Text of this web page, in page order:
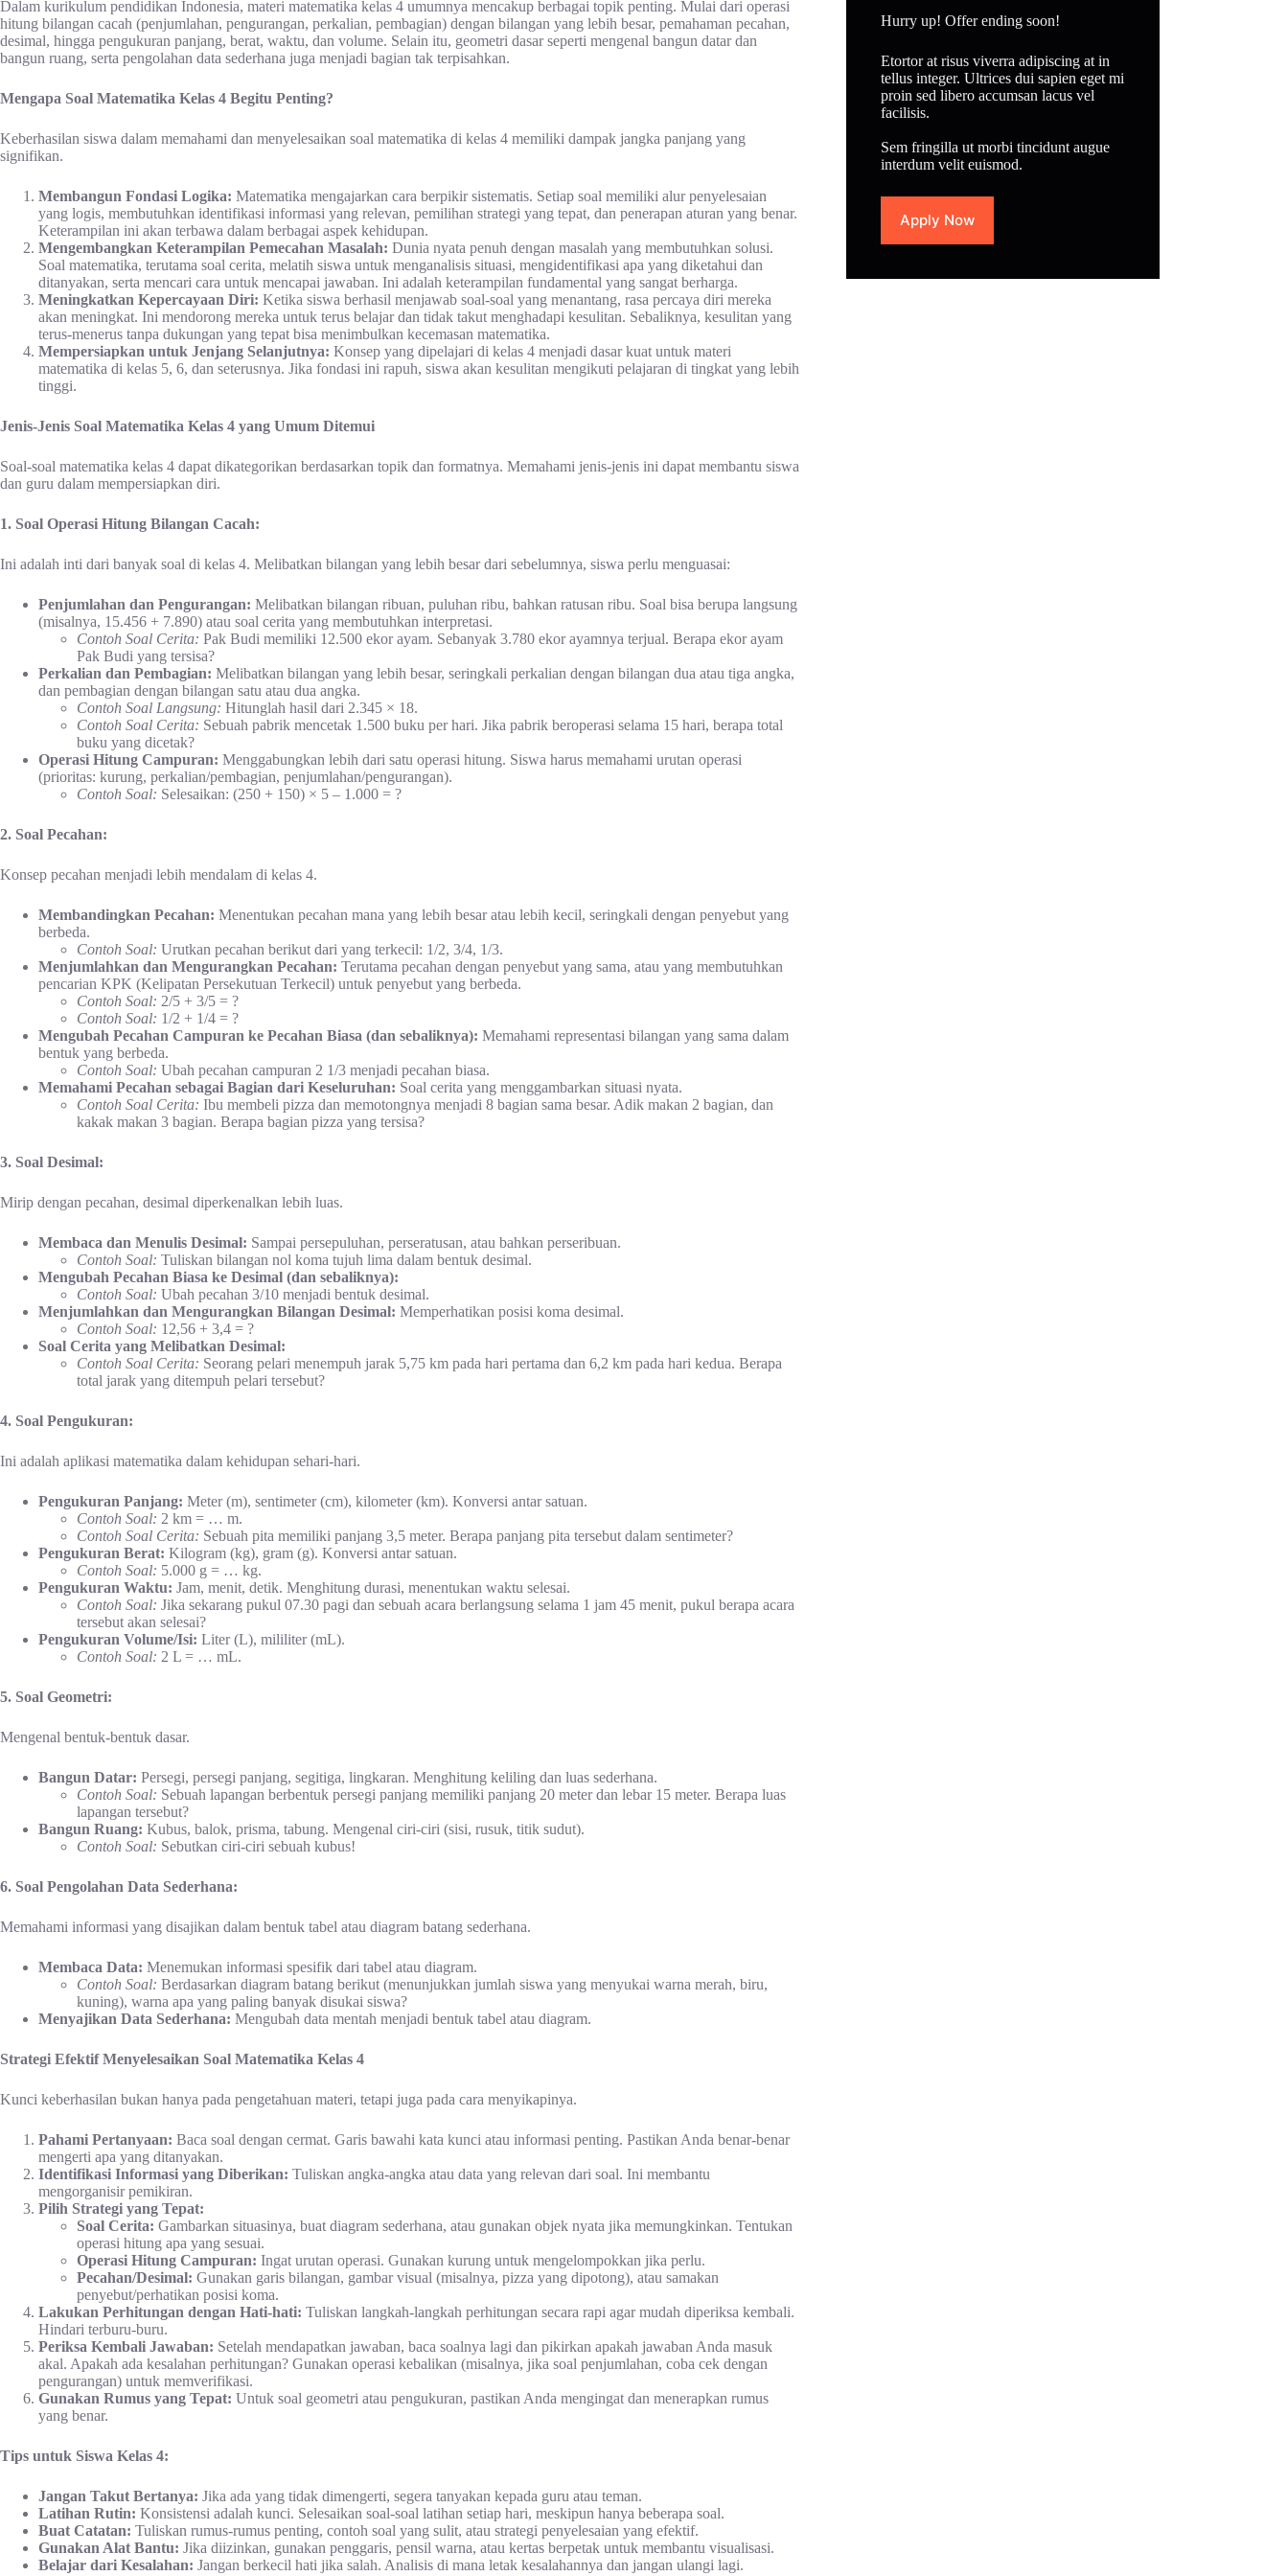
Dalam kurikulum pendidikan Indonesia, materi matematika kelas 4 umumnya mencakup berbagai topik penting. Mulai dari operasi
hitung bilangan cacah (penjumlahan, pengurangan, perkalian, pembagian) dengan bilangan yang lebih besar, pemahaman pecahan,
desimal, hingga pengukuran panjang, berat, waktu, dan volume. Selain itu, geometri dasar seperti mengenal bangun datar dan
bangun ruang, serta pengolahan data sederhana juga menjadi bagian tak terpisahkan.
Mengapa Soal Matematika Kelas 4 Begitu Penting?
Keberhasilan siswa dalam memahami dan menyelesaikan soal matematika di kelas 4 memiliki dampak jangka panjang yang
signifikan.
Membangun Fondasi Logika: Matematika mengajarkan cara berpikir sistematis. Setiap soal memiliki alur penyelesaian
yang logis, membutuhkan identifikasi informasi yang relevan, pemilihan strategi yang tepat, dan penerapan aturan yang benar.
Keterampilan ini akan terbawa dalam berbagai aspek kehidupan.
Mengembangkan Keterampilan Pemecahan Masalah: Dunia nyata penuh dengan masalah yang membutuhkan solusi.
Soal matematika, terutama soal cerita, melatih siswa untuk menganalisis situasi, mengidentifikasi apa yang diketahui dan
ditanyakan, serta mencari cara untuk mencapai jawaban. Ini adalah keterampilan fundamental yang sangat berharga.
Meningkatkan Kepercayaan Diri: Ketika siswa berhasil menjawab soal-soal yang menantang, rasa percaya diri mereka
akan meningkat. Ini mendorong mereka untuk terus belajar dan tidak takut menghadapi kesulitan. Sebaliknya, kesulitan yang
terus-menerus tanpa dukungan yang tepat bisa menimbulkan kecemasan matematika.
Mempersiapkan untuk Jenjang Selanjutnya: Konsep yang dipelajari di kelas 4 menjadi dasar kuat untuk materi
matematika di kelas 5, 6, dan seterusnya. Jika fondasi ini rapuh, siswa akan kesulitan mengikuti pelajaran di tingkat yang lebih
tinggi.
Jenis-Jenis Soal Matematika Kelas 4 yang Umum Ditemui
Soal-soal matematika kelas 4 dapat dikategorikan berdasarkan topik dan formatnya. Memahami jenis-jenis ini dapat membantu siswa
dan guru dalam mempersiapkan diri.
1. Soal Operasi Hitung Bilangan Cacah:
Ini adalah inti dari banyak soal di kelas 4. Melibatkan bilangan yang lebih besar dari sebelumnya, siswa perlu menguasai:
Penjumlahan dan Pengurangan: Melibatkan bilangan ribuan, puluhan ribu, bahkan ratusan ribu. Soal bisa berupa langsung
(misalnya, 15.456 + 7.890) atau soal cerita yang membutuhkan interpretasi.
Contoh Soal Cerita: Pak Budi memiliki 12.500 ekor ayam. Sebanyak 3.780 ekor ayamnya terjual. Berapa ekor ayam
Pak Budi yang tersisa?
Perkalian dan Pembagian: Melibatkan bilangan yang lebih besar, seringkali perkalian dengan bilangan dua atau tiga angka,
dan pembagian dengan bilangan satu atau dua angka.
Contoh Soal Langsung: Hitunglah hasil dari 2.345 × 18.
Contoh Soal Cerita: Sebuah pabrik mencetak 1.500 buku per hari. Jika pabrik beroperasi selama 15 hari, berapa total
buku yang dicetak?
Operasi Hitung Campuran: Menggabungkan lebih dari satu operasi hitung. Siswa harus memahami urutan operasi
(prioritas: kurung, perkalian/pembagian, penjumlahan/pengurangan).
Contoh Soal: Selesaikan: (250 + 150) × 5 – 1.000 = ?
2. Soal Pecahan:
Konsep pecahan menjadi lebih mendalam di kelas 4.
Membandingkan Pecahan: Menentukan pecahan mana yang lebih besar atau lebih kecil, seringkali dengan penyebut yang
berbeda.
Contoh Soal: Urutkan pecahan berikut dari yang terkecil: 1/2, 3/4, 1/3.
Menjumlahkan dan Mengurangkan Pecahan: Terutama pecahan dengan penyebut yang sama, atau yang membutuhkan
pencarian KPK (Kelipatan Persekutuan Terkecil) untuk penyebut yang berbeda.
Contoh Soal: 2/5 + 3/5 = ?
Contoh Soal: 1/2 + 1/4 = ?
Mengubah Pecahan Campuran ke Pecahan Biasa (dan sebaliknya): Memahami representasi bilangan yang sama dalam
bentuk yang berbeda.
Contoh Soal: Ubah pecahan campuran 2 1/3 menjadi pecahan biasa.
Memahami Pecahan sebagai Bagian dari Keseluruhan: Soal cerita yang menggambarkan situasi nyata.
Contoh Soal Cerita: Ibu membeli pizza dan memotongnya menjadi 8 bagian sama besar. Adik makan 2 bagian, dan
kakak makan 3 bagian. Berapa bagian pizza yang tersisa?
3. Soal Desimal:
Mirip dengan pecahan, desimal diperkenalkan lebih luas.
Membaca dan Menulis Desimal: Sampai persepuluhan, perseratusan, atau bahkan perseribuan.
Contoh Soal: Tuliskan bilangan nol koma tujuh lima dalam bentuk desimal.
Mengubah Pecahan Biasa ke Desimal (dan sebaliknya):
Contoh Soal: Ubah pecahan 3/10 menjadi bentuk desimal.
Menjumlahkan dan Mengurangkan Bilangan Desimal: Memperhatikan posisi koma desimal.
Contoh Soal: 12,56 + 3,4 = ?
Soal Cerita yang Melibatkan Desimal:
Contoh Soal Cerita: Seorang pelari menempuh jarak 5,75 km pada hari pertama dan 6,2 km pada hari kedua. Berapa
total jarak yang ditempuh pelari tersebut?
4. Soal Pengukuran:
Ini adalah aplikasi matematika dalam kehidupan sehari-hari.
Pengukuran Panjang: Meter (m), sentimeter (cm), kilometer (km). Konversi antar satuan.
Contoh Soal: 2 km = … m.
Contoh Soal Cerita: Sebuah pita memiliki panjang 3,5 meter. Berapa panjang pita tersebut dalam sentimeter?
Pengukuran Berat: Kilogram (kg), gram (g). Konversi antar satuan.
Contoh Soal: 5.000 g = … kg.
Pengukuran Waktu: Jam, menit, detik. Menghitung durasi, menentukan waktu selesai.
Contoh Soal: Jika sekarang pukul 07.30 pagi dan sebuah acara berlangsung selama 1 jam 45 menit, pukul berapa acara
tersebut akan selesai?
Pengukuran Volume/Isi: Liter (L), mililiter (mL).
Contoh Soal: 2 L = … mL.
5. Soal Geometri:
Mengenal bentuk-bentuk dasar.
Bangun Datar: Persegi, persegi panjang, segitiga, lingkaran. Menghitung keliling dan luas sederhana.
Contoh Soal: Sebuah lapangan berbentuk persegi panjang memiliki panjang 20 meter dan lebar 15 meter. Berapa luas
lapangan tersebut?
Bangun Ruang: Kubus, balok, prisma, tabung. Mengenal ciri-ciri (sisi, rusuk, titik sudut).
Contoh Soal: Sebutkan ciri-ciri sebuah kubus!
6. Soal Pengolahan Data Sederhana:
Memahami informasi yang disajikan dalam bentuk tabel atau diagram batang sederhana.
Membaca Data: Menemukan informasi spesifik dari tabel atau diagram.
Contoh Soal: Berdasarkan diagram batang berikut (menunjukkan jumlah siswa yang menyukai warna merah, biru,
kuning), warna apa yang paling banyak disukai siswa?
Menyajikan Data Sederhana: Mengubah data mentah menjadi bentuk tabel atau diagram.
Strategi Efektif Menyelesaikan Soal Matematika Kelas 4
Kunci keberhasilan bukan hanya pada pengetahuan materi, tetapi juga pada cara menyikapinya.
Pahami Pertanyaan: Baca soal dengan cermat. Garis bawahi kata kunci atau informasi penting. Pastikan Anda benar-benar
mengerti apa yang ditanyakan.
Identifikasi Informasi yang Diberikan: Tuliskan angka-angka atau data yang relevan dari soal. Ini membantu
mengorganisir pemikiran.
Pilih Strategi yang Tepat:
Soal Cerita: Gambarkan situasinya, buat diagram sederhana, atau gunakan objek nyata jika memungkinkan. Tentukan
operasi hitung apa yang sesuai.
Operasi Hitung Campuran: Ingat urutan operasi. Gunakan kurung untuk mengelompokkan jika perlu.
Pecahan/Desimal: Gunakan garis bilangan, gambar visual (misalnya, pizza yang dipotong), atau samakan
penyebut/perhatikan posisi koma.
Lakukan Perhitungan dengan Hati-hati: Tuliskan langkah-langkah perhitungan secara rapi agar mudah diperiksa kembali.
Hindari terburu-buru.
Periksa Kembali Jawaban: Setelah mendapatkan jawaban, baca soalnya lagi dan pikirkan apakah jawaban Anda masuk
akal. Apakah ada kesalahan perhitungan? Gunakan operasi kebalikan (misalnya, jika soal penjumlahan, coba cek dengan
pengurangan) untuk memverifikasi.
Gunakan Rumus yang Tepat: Untuk soal geometri atau pengukuran, pastikan Anda mengingat dan menerapkan rumus
yang benar.
Tips untuk Siswa Kelas 4:
Jangan Takut Bertanya: Jika ada yang tidak dimengerti, segera tanyakan kepada guru atau teman.
Latihan Rutin: Konsistensi adalah kunci. Selesaikan soal-soal latihan setiap hari, meskipun hanya beberapa soal.
Buat Catatan: Tuliskan rumus-rumus penting, contoh soal yang sulit, atau strategi penyelesaian yang efektif.
Gunakan Alat Bantu: Jika diizinkan, gunakan penggaris, pensil warna, atau kertas berpetak untuk membantu visualisasi.
Belajar dari Kesalahan: Jangan berkecil hati jika salah. Analisis di mana letak kesalahannya dan jangan ulangi lagi.
Hurry up! Offer ending soon!
Etortor at risus viverra adipiscing at in
tellus integer. Ultrices dui sapien eget mi
proin sed libero accumsan lacus vel
facilisis.
Sem fringilla ut morbi tincidunt augue
interdum velit euismod.
Apply Now